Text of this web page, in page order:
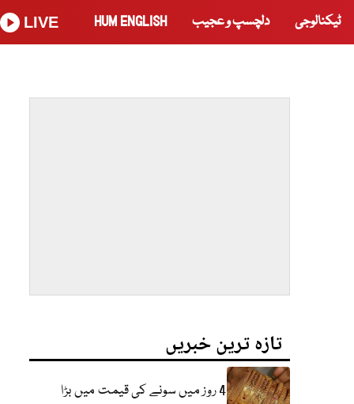
ٹیکنالوجی دلچسپ و عجیب HUM ENGLISH
LIVE
تازہ ترین خبریں
4 روز میں سونے کی قیمت میں بڑا